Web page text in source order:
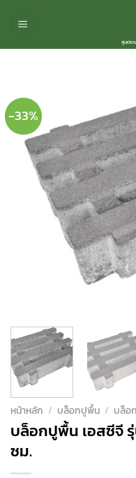
-33%
หน้าหลัก / บล็อกปูพื้น / บล็อ
บล็อกปูพื้น เอสซีจี
ซม.